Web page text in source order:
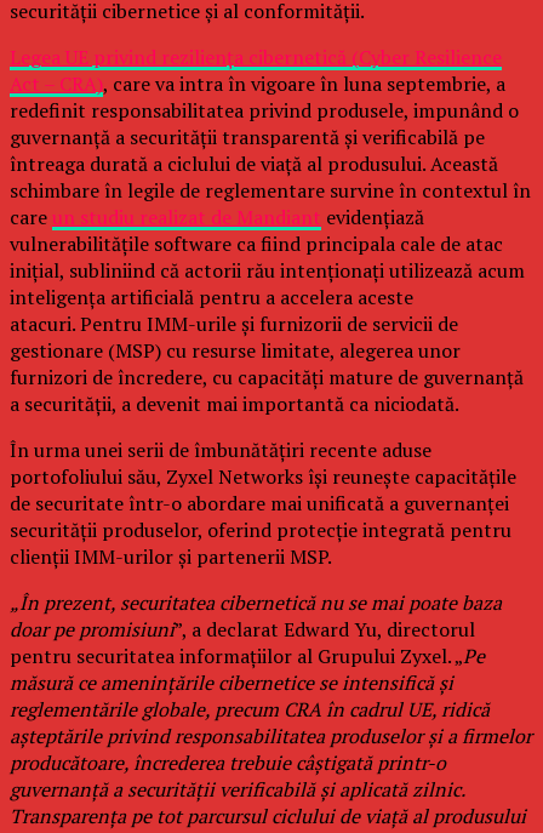
securității cibernetice și al conformității.
Legea UE privind reziliența cibernetică (Cyber Resilience
Act – CRA), care va intra în vigoare în luna septembrie, a
redefinit responsabilitatea privind produsele, impunând o
guvernanță a securității transparentă și verificabilă pe
întreaga durată a ciclului de viață al produsului. Această
schimbare în legile de reglementare survine în contextul în
careun studiu realizat de Mandiant evidențiază
vulnerabilitățile software ca fiind principala cale de atac
inițial, subliniind că actorii rău intenționați utilizează acum
inteligența artificială pentru a accelera aceste
atacuri. Pentru IMM-urile și furnizorii de servicii de
gestionare (MSP) cu resurse limitate, alegerea unor
furnizori de încredere, cu capacități mature de guvernanță
a securității, a devenit mai importantă ca niciodată.
În urma unei serii de îmbunătățiri recente aduse
portofoliului său, Zyxel Networks își reunește capacitățile
de securitate într-o abordare mai unificată a guvernanței
securității produselor, oferind protecție integrată pentru
clienții IMM-urilor și partenerii MSP.
„În prezent, securitatea cibernetică nu se mai poate baza
doar pe promisiuni”, a declarat Edward Yu, directorul
pentru securitatea informațiilor al Grupului Zyxel. „Pe
măsură ce amenințările cibernetice se intensifică și
reglementările globale, precum CRA în cadrul UE, ridică
așteptările privind responsabilitatea produselor și a firmelor
producătoare, încrederea trebuie câștigată printr-o
guvernanță a securității verificabilă și aplicată zilnic.
Transparența pe tot parcursul ciclului de viață al produsului